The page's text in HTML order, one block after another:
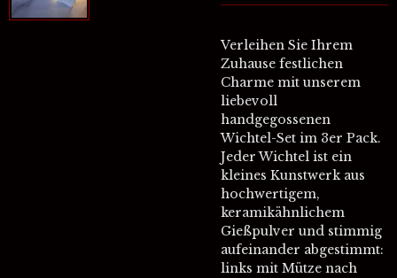
Verleihen Sie Ihrem
Zuhause festlichen
Charme mit unserem
liebevoll
handgegossenen
Wichtel-Set im 3er Pack.
Jeder Wichtel ist ein
kleines Kunstwerk aus
hochwertigem,
keramikähnlichem
Gießpulver und stimmig
aufeinander abgestimmt:
links mit Mütze nach